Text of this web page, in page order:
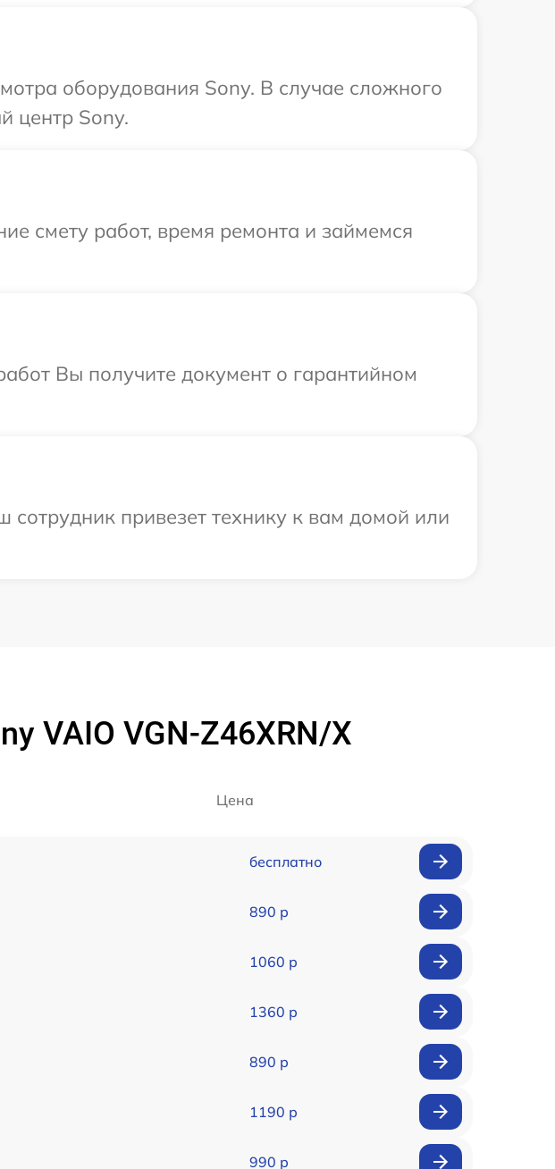
оборудования Sony. В случае сложного
центр Sony.
смету работ, время ремонта и займемся
Вы получите документ о гарантийном
привезет технику к вам домой или
VAIO VGN-Z46XRN/X
Цена
бесплатно
890 р
1060 р
1360 р
890 р
1190 р
990 р